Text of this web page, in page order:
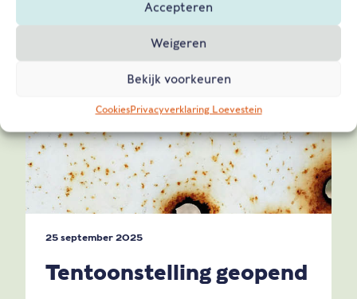
Accepteren
Weigeren
Bekijk voorkeuren
CookiesPrivacyverklaring Loevestein
25 september 2025
Tentoonstelling geopend